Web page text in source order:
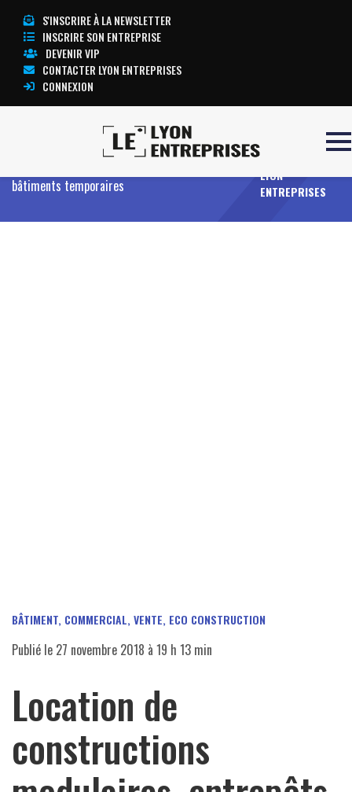
S'INSCRIRE À LA NEWSLETTER
INSCRIRE SON ENTREPRISE
DEVENIR VIP
CONTACTER LYON ENTREPRISES
CONNEXION
Offres
Location de
bâtiments temporaires
L’ACTUALITÉ
LYON
ENTREPRISES
BÂTIMENT, COMMERCIAL, VENTE, ECO CONSTRUCTION
Publié le 27 novembre 2018 à 19 h 13 min
Location de
constructions